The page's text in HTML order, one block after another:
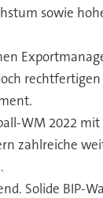
sowie
WM 2022
zahlreiche
Solide BIP-